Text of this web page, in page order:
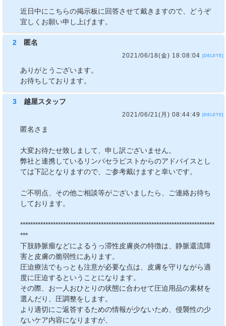
近日中にこちらの掲示板に回答させて戴きますので、どうぞ
宜しくお願い申し上げます。
2 匿名
2021/06/18(金) 18:08:04 [DELETE]
ありがとうございます。
お待ちしております。
3 越屋スタッフ
2021/06/21(月) 08:44:49 [DELETE]
匿名さま
大変お待たせ致しまして、申し訳ございません。
弊社と連携しているリンパセラピストからのアドバイスとし
ては下記となりますので、ご参考戴けますと幸いです。
ご不明点、その他ご相談等がございましたら、ご連絡お待ち
しております。
*****************************************************************************
***
下肢静脈瘤などによるうっ滞性皮膚炎の特徴は、静脈還流障
害と皮膚の脆弱性にあります。
圧迫療法でもっとも注意が必要な点は、皮膚を守りながら適
度に圧迫するということになります。
その際、お一人おひとりの状態に合わせて圧迫用品の素材を
選んだり、圧調整をします。
より適切にご返答するための情報が少ないため、侵襲性の少
ないケア内容になりますが、